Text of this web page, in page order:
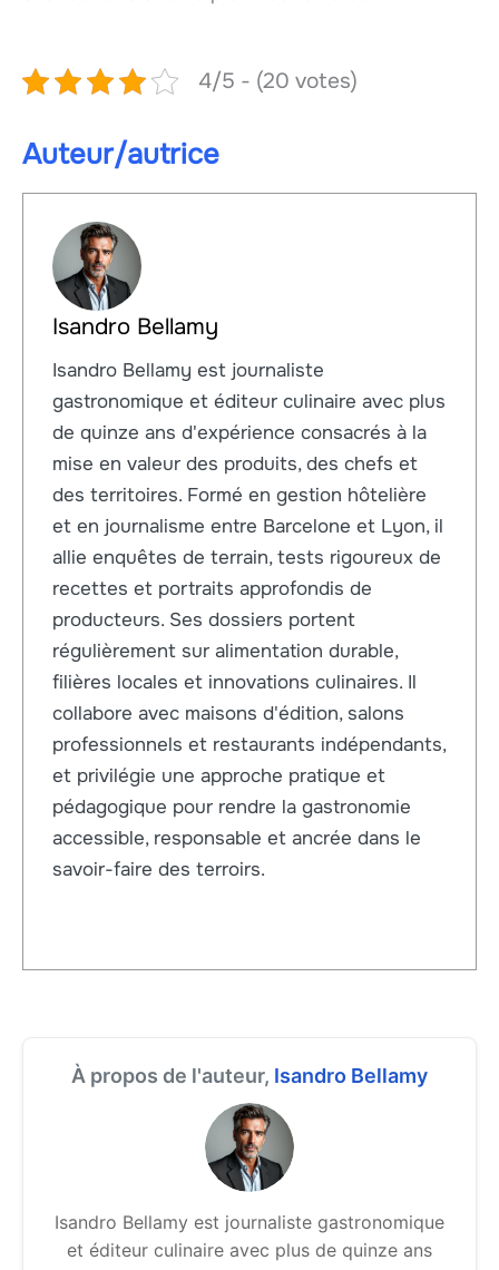
4/5 - (20 votes)
Auteur/autrice
Isandro Bellamy
Isandro Bellamy est journaliste
gastronomique et éditeur culinaire avec plus
de quinze ans d'expérience consacrés à la
mise en valeur des produits, des chefs et
des territoires. Formé en gestion hôtelière
et en journalisme entre Barcelone et Lyon, il
allie enquêtes de terrain, tests rigoureux de
recettes et portraits approfondis de
producteurs. Ses dossiers portent
régulièrement sur alimentation durable,
filières locales et innovations culinaires. Il
collabore avec maisons d'édition, salons
professionnels et restaurants indépendants,
et privilégie une approche pratique et
pédagogique pour rendre la gastronomie
accessible, responsable et ancrée dans le
savoir-faire des terroirs.
À propos de l'auteur, Isandro Bellamy
Isandro Bellamy est journaliste gastronomique
et éditeur culinaire avec plus de quinze ans